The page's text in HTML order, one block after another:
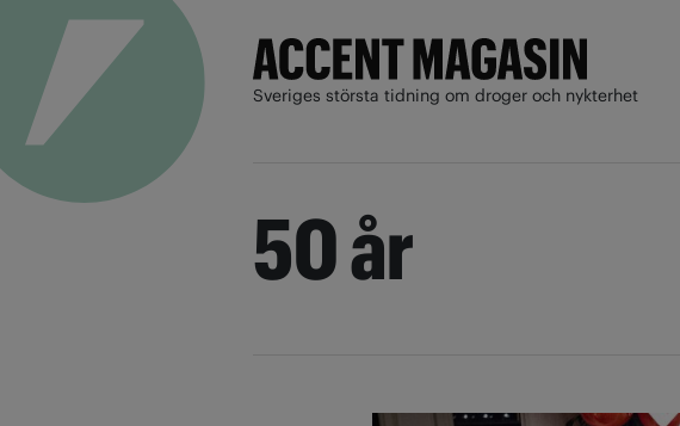
Sveriges största tidning om droger och nykterhet
50 år